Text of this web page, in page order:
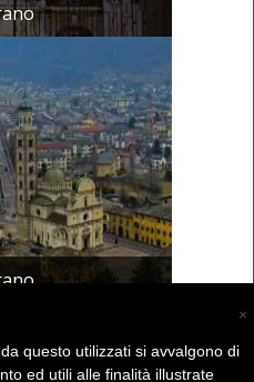
-
×
questo utilizzati si avvalgono di
ed utili alle finalità illustrate